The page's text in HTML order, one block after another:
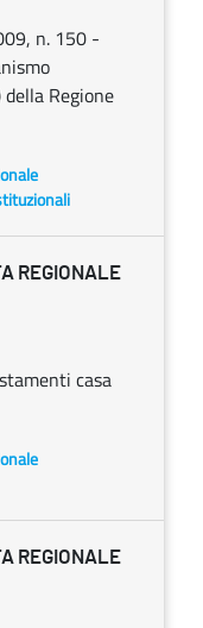
n. 150 -
Regione
REGIONALE
casa
REGIONALE